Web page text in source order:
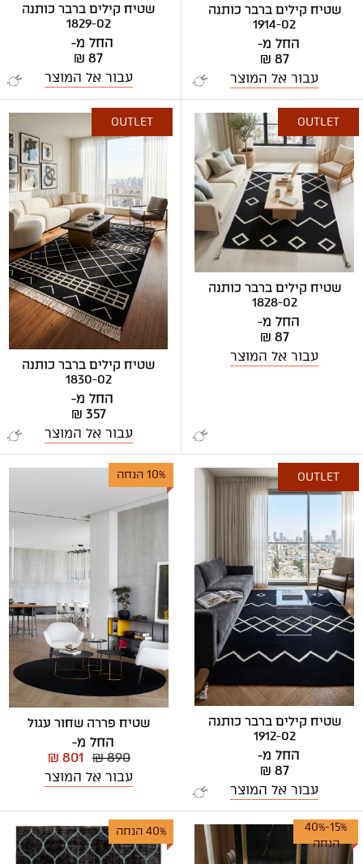
שטיח קילים ברבר כותנה
1914-02
החל מ-
₪ 87
עבור אל המוצר
שטיח קילים ברבר כותנה
1829-02
החל מ-
₪ 87
עבור אל המוצר
OUTLET
שטיח קילים ברבר כותנה
1828-02
החל מ-
₪ 87
עבור אל המוצר
OUTLET
שטיח קילים ברבר כותנה
1830-02
החל מ-
₪ 357
עבור אל המוצר
OUTLET
שטיח קילים ברבר כותנה
1912-02
החל מ-
₪ 87
עבור אל המוצר
10% הנחה
שטיח פררה שחור עגול
החל מ-
₪ 890
₪ 801
עבור אל המוצר
15%-40%
הנחה
40% הנחה